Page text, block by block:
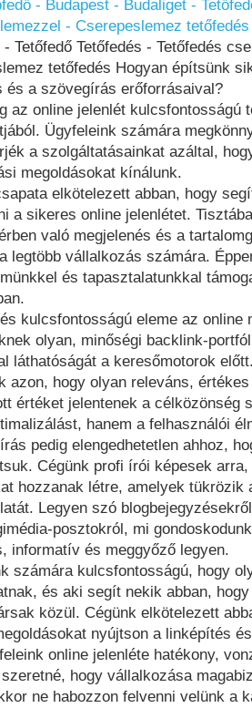
- Budapest - Budaliget -
- Cserepeslemez tetőfedés
- Tetőfedő Tetőfedés - Tetőfedés
tetőfedés Hogyan építsünk
és a szövegírás erőforrásaival?
az online jelenlét kulcsfontosságú
Ügyfeleink számára
a szolgáltatásainkat azáltal,
megoldásokat kínálunk.
elkötelezett abban, hogy
a sikeres online jelenlétet.
való megjelenés és a
legtöbb vállalkozás számára.
és tapasztalatunkkal
kulcsfontosságú eleme az online
olyan, minőségi backlink-
láthatóságát a keresőmotorok
azon, hogy olyan releváns,
értéket jelentenek a célközönség
hanem a felhasználói
pedig elengedhetetlen ahhoz,
Cégünk profi írói képesek
hozzanak létre, amelyek tükrözik
Legyen szó
posztokról, mi
informatív és meggyőző legyen.
számára kulcsfontosságú, hogy
és aki segít nekik abban,
közül. Cégünk elkötelezett
nyújtson a linképítés
online jelenléte hatékony,
hogy vállalkozása
ne habozzon felvenni velünk a